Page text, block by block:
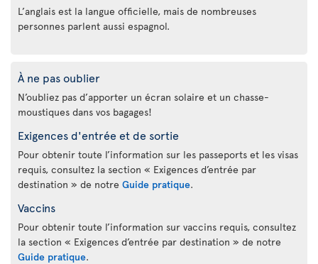
L’anglais est la langue officielle, mais de nombreuses
personnes parlent aussi espagnol.
À ne pas oublier
N’oubliez pas d’apporter un écran solaire et un chasse-
moustiques dans vos bagages!
Exigences d'entrée et de sortie
Pour obtenir toute l’information sur les passeports et les visas
requis, consultez la section « Exigences d’entrée par
destination » de notre Guide pratique.
Vaccins
Pour obtenir toute l’information sur vaccins requis, consultez
la section « Exigences d’entrée par destination » de notre
Guide pratique.